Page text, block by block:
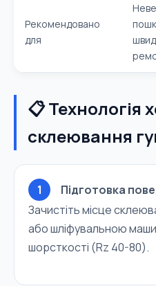
Рекомендовано
для
📋 Технологія
склеювання
1
Підготовка
Зачистіть місце
або шліфувальною
шорсткості (Rz 40-80).